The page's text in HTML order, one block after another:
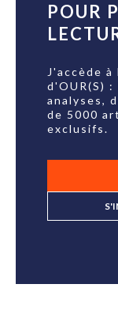
POUR
J'accède
d'OUR(S)
analyses,
de 5000
exclusifs.